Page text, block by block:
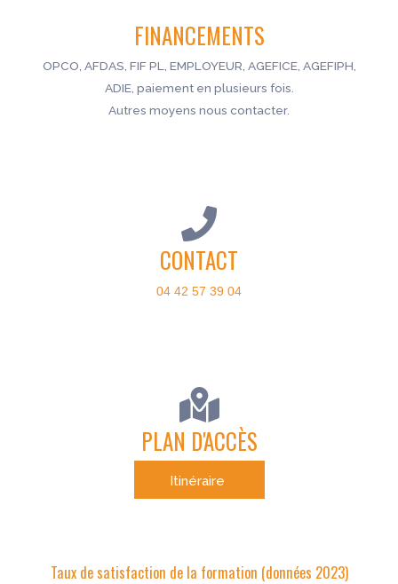
FINANCEMENTS
OPCO, AFDAS, FIF PL, EMPLOYEUR, AGEFICE, AGEFIPH,
ADIE, paiement en plusieurs fois.
Autres moyens nous contacter.
CONTACT
04 42 57 39 04
PLAN D'ACCÈS
Itinéraire
Taux de satisfaction de la formation (données 2023)